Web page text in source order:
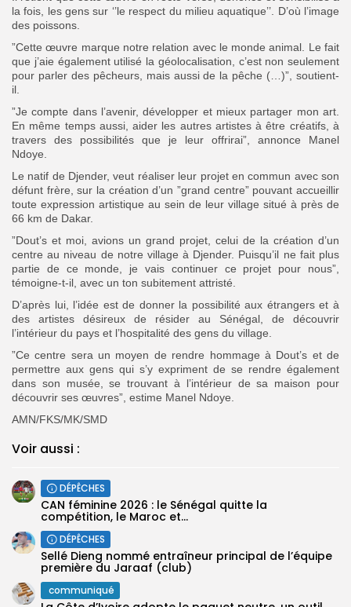
la fois, les gens sur ‘’le respect du milieu aquatique’’. D’où l’image
des poissons.
”Cette œuvre marque notre relation avec le monde animal. Le fait
que j’aie également utilisé la géolocalisation, c’est non seulement
pour parler des pêcheurs, mais aussi de la pêche (…)”, soutient-
il.
”Je compte dans l’avenir, développer et mieux partager mon art.
En même temps aussi, aider les autres artistes à être créatifs, à
travers des possibilités que je leur offrirai”, annonce Manel
Ndoye.
Le natif de Djender, veut réaliser leur projet en commun avec son
défunt frère, sur la création d’un ”grand centre” pouvant accueillir
toute expression artistique au sein de leur village situé à près de
66 km de Dakar.
”Dout’s et moi, avions un grand projet, celui de la création d’un
centre au niveau de notre village à Djender. Puisqu’il ne fait plus
partie de ce monde, je vais continuer ce projet pour nous”,
témoigne-t-il, avec un ton subitement attristé.
D’après lui, l’idée est de donner la possibilité aux étrangers et à
des artistes désireux de résider au Sénégal, de découvrir
l’intérieur du pays et l’hospitalité des gens du village.
”Ce centre sera un moyen de rendre hommage à Dout’s et de
permettre aux gens qui s’y expriment de se rendre également
dans son musée, se trouvant à l’intérieur de sa maison pour
découvrir ses œuvres”, estime Manel Ndoye.
AMN/FKS/MK/SMD
Voir aussi :
DÉPÊCHES
‎CAN féminine 2026 : le Sénégal quitte la
compétition, le Maroc et...
DÉPÊCHES
Sellé Dieng nommé entraîneur principal de l’équipe
première ‎du Jaraaf (club)
communiqué